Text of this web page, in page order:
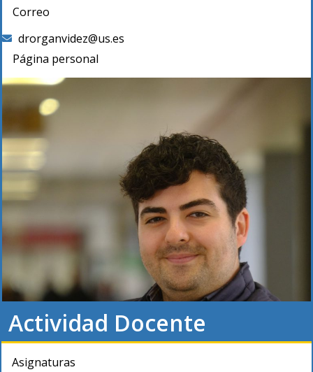
Correo
drorganvidez@us.es
Página personal
Actividad Docente
Asignaturas